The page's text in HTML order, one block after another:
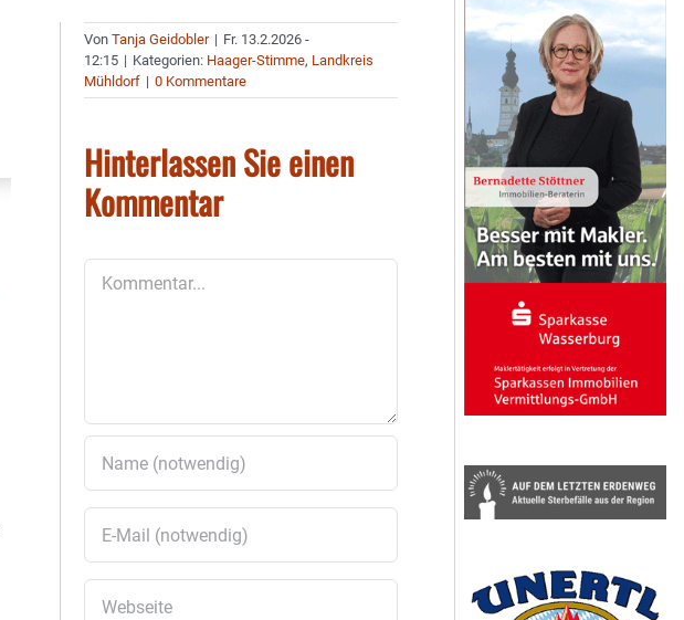
VonTanja Geidobler | Fr. 13.2.2026 -
12:15 | Kategorien: Haager-Stimme, Landkreis
Mühldorf | 0 Kommentare
Hinterlassen Sie einen
Kommentar